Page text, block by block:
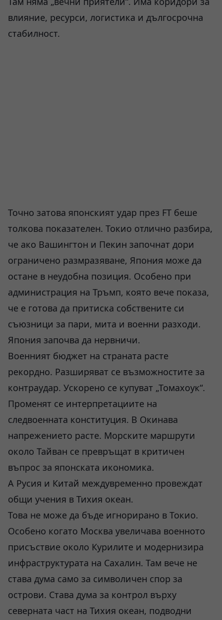
влияние, ресурси, логистика и дългосрочна
стабилност.
Точно затова японският удар през FT беше
толкова показателен. Токио отлично разбира,
че ако Вашингтон и Пекин започнат дори
ограничено размразяване, Япония може да
остане в неудобна позиция. Особено при
администрация на Тръмп, която вече показа,
че е готова да притиска собствените си
съюзници за пари, мита и военни разходи.
Япония започва да нервничи.
Военният бюджет на страната расте
рекордно. Разширяват се възможностите за
контраудар. Ускорено се купуват „Томахоук“.
Променят се интерпретациите на
следвоенната конституция. В Окинава
напрежението расте. Морските маршрути
около Тайван се превръщат в критичен
въпрос за японската икономика.
А Русия и Китай междувременно провеждат
общи учения в Тихия океан.
Това не може да бъде игнорирано в Токио.
Особено когато Москва увеличава военното
присъствие около Курилите и модернизира
инфраструктурата на Сахалин. Там вече не
става дума само за символичен спор за
острови. Става дума за контрол върху
северната част на Тихия океан, подводни